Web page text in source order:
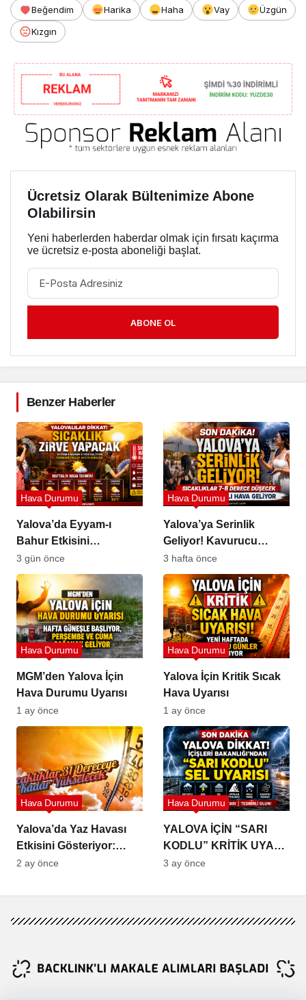
Beğendim Harika Haha Vay
Üzgün
Kızgın
Ücretsiz Olarak Bültenimize Abone
Olabilirsin
Yeni haberlerden haberdar olmak için fırsatı kaçırma
ve ücretsiz e-posta aboneliği başlat.
ABONE OL
Benzer Haberler
Yalova’da Eyyam-ı
Bahur Etkisini
Gösteriyor
Hava Durumu
3 gün önce
Yalova’ya Serinlik
Geliyor! Kavurucu
Sıcaklar Sona Eriyor
Hava Durumu
3 hafta önce
MGM’den Yalova İçin
Hava Durumu Uyarısı
Hava Durumu
1 ay önce
Yalova İçin Kritik Sıcak
Hava Uyarısı
Hava Durumu
1 ay önce
Yalova’da Yaz Havası
Etkisini Gösteriyor:
Sıcaklıklar 31 Dereceye
Hava Durumu
2 ay önce
YALOVA İÇİN “SARI
KODLU” KRİTİK UYARI:
SEL, DOLU VE FIRTINA
Hava Durumu
3 ay önce